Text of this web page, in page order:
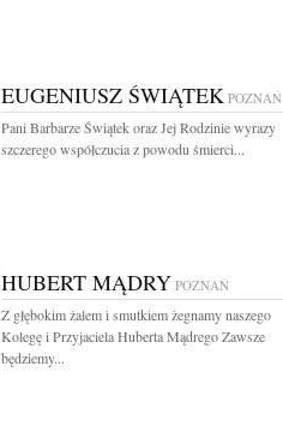
EUGENIUSZ ŚWIĄTEK POZNAŃ
Pani Barbarze Świątek oraz Jej Rodzinie wyrazy
szczerego współczucia z powodu śmierci...
HUBERT MĄDRY POZNAŃ
Z głębokim żalem i smutkiem żegnamy naszego
Kolegę i Przyjaciela Huberta Mądrego Zawsze
będziemy...